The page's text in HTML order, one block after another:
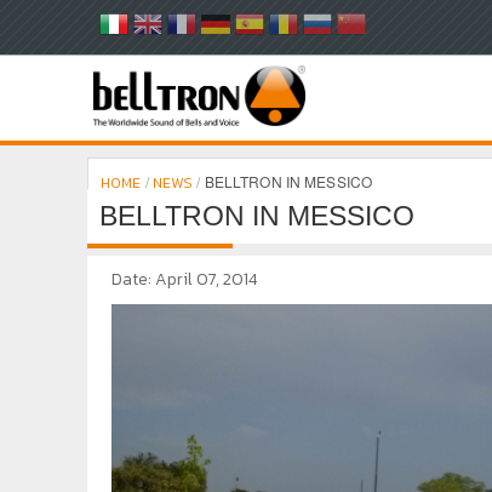
HOME /NEWS/ BELLTRON IN MESSICO
BELLTRON IN MESSICO
Date: April 07, 2014